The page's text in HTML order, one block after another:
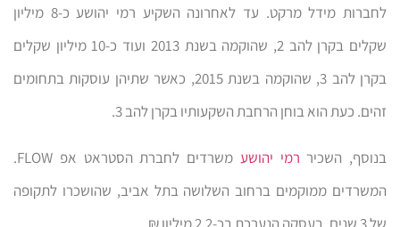
לחברות מידל מרקט. עד לאחרונה השקיע רמי יהושע כ-8 מיליון
שקלים בקרן להב 2, שהוקמה בשנת 2013 ועוד כ-10 מיליון שקלים
בקרן להב 3, שהוקמה בשנת 2015, כאשר שתיהן עוסקות בתחומים
זהים. כעת הוא בוחן הרחבת השקעותיו בקרן להב 3.
בנוסף, השכיר רמי יהושע
משרדים לחברת הסטראט אפ FLOW.
המשרדים ממוקמים ברחוב השלושה בתל אביב, שהושכרו לתקופה